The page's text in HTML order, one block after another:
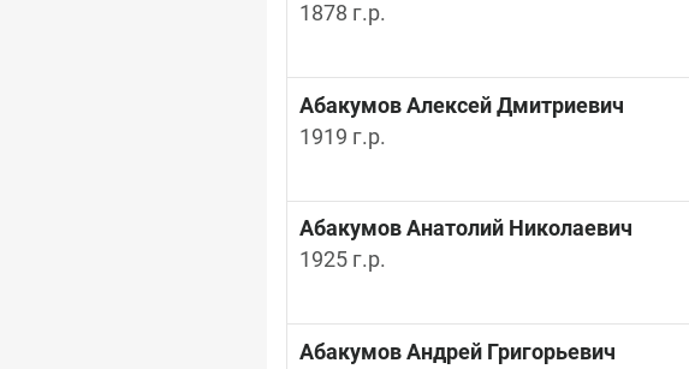
1878 г.р.
Абакумов Алексей Дмитриевич
1919 г.р.
Абакумов Анатолий Николаевич
1925 г.р.
Абакумов Андрей Григорьевич